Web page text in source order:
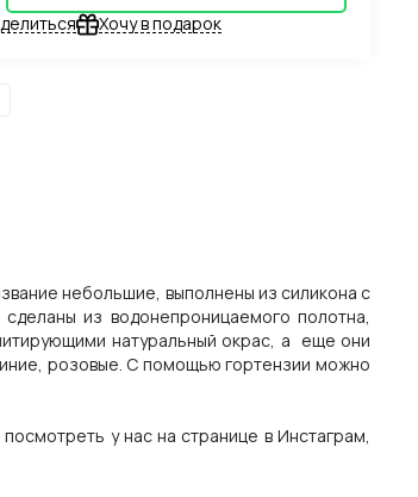
Хочу в подарок
небольшие, выполнены из силикона с
из водонепроницаемого полотна,
натуральный окрас, а еще они
розовые. С помощью гортензии можно
у нас на странице в Инстаграм,